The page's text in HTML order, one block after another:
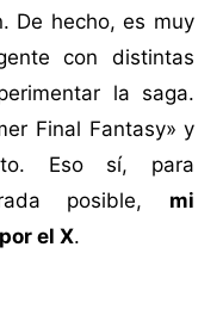
De hecho, es muy
con distintas
la saga.
Final Fantasy» y
Eso sí, para
posible, mi
el X.